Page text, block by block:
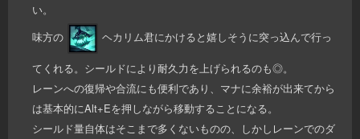
い。
味方の
ヘカリム君にかけると嬉しそうに突っ込んで行っ
てくれる。シールドにより耐久力を上げられるのも◎。
レーンへの復帰や合流にも便利であり、マナに余裕が出来てから
は基本的にAlt+Eを押しながら移動することになる。
シールド量自体はそこまで多くないものの、しかしレーンでのダ